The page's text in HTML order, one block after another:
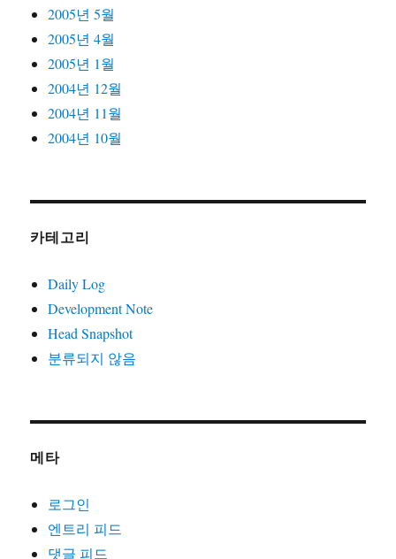
2005년 5월
2005년 4월
2005년 1월
2004년 12월
2004년 11월
2004년 10월
카테고리
Daily Log
Development Note
Head Snapshot
분류되지 않음
메타
로그인
엔트리 피드
댓글 피드